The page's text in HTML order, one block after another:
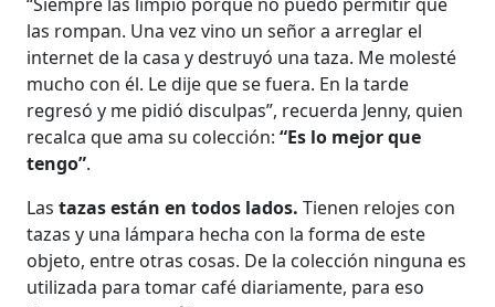
las rompan. Una vez vino un señor a arreglar el
internet de la casa y destruyó una taza. Me molesté
mucho con él. Le dije que se fuera. En la tarde
regresó y me pidió disculpas”, recuerda Jenny, quien
recalca que ama su colección:“Es lo mejor que
tengo”.
Lastazas están en todos lados.Tienen relojes con
tazas y una lámpara hecha con la forma de este
objeto, entre otras cosas. De la colección ninguna es
utilizada para tomar café diariamente, para eso